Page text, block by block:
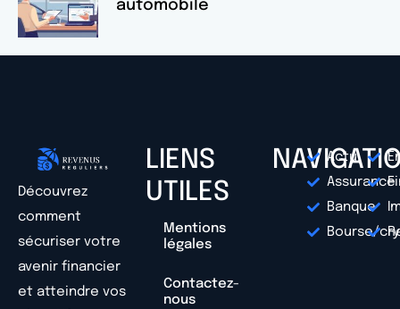
automobile
Découvrez
comment
sécuriser votre
avenir financier
et atteindre vos
LIENS
UTILES
Mentions
légales
Contactez-
nous
Actu
Assurance
Banque
Bourse/